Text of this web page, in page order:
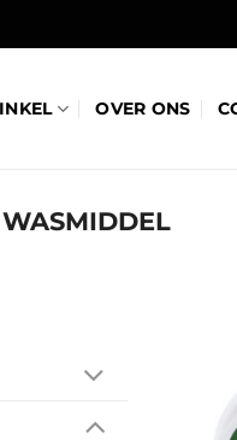
OVER ONS
WASMIDDEL